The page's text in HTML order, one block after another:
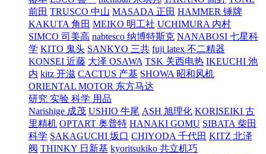
前田 TRUSCO 中山 MASADA 正田 HAMMER 锤牌
KAKUTA 角田 MEIKO 明工社 UCHIMURA 内村
SIMCO 司美高 nabtesco 纳博特斯克 NANABOSI 七星科
学 KITO 鬼头 SANKYO 三共 fuji latex 不二精器
KONSEI 近藤 大泽 OSAWA TSK 关西电热 IKEUCHI 池
内 kitz 开滋 CACTUS 产基 SHOWA 昭和风机
ORIENTAL MOTOR 东方马达
研究 实验 科学 用品
Narishige 成茂 USHIO 牛尾 ASH 旭理化 KORISEIKI 古
里精机 OPTART 奥普特 HANAKI GOMU SIBATA 柴田
科学 SAKAGUCHI 坂口 CHIYODA 千代田 KITZ 北泽
阀 THINKY 日新基 kyoritsukiko 共立机巧